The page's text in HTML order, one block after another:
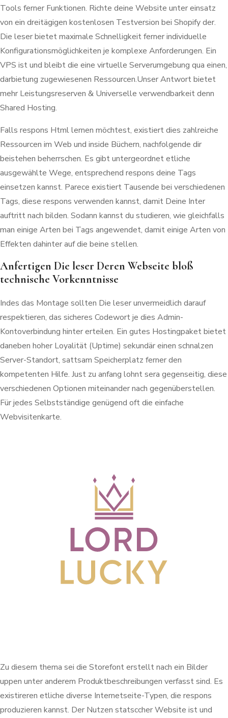
Tools ferner Funktionen. Richte deine Website unter einsatz
von ein dreitägigen kostenlosen Testversion bei Shopify der.
Die leser bietet maximale Schnelligkeit ferner individuelle
Konfigurationsmöglichkeiten je komplexe Anforderungen. Ein
VPS ist und bleibt die eine virtuelle Serverumgebung qua einen,
darbietung zugewiesenen Ressourcen.Unser Antwort bietet
mehr Leistungsreserven & Universelle verwendbarkeit denn
Shared Hosting.
Falls respons Html lernen möchtest, existiert dies zahlreiche
Ressourcen im Web und inside Büchern, nachfolgende dir
beistehen beherrschen. Es gibt untergeordnet etliche
ausgewählte Wege, entsprechend respons deine Tags
einsetzen kannst. Parece existiert Tausende bei verschiedenen
Tags, diese respons verwenden kannst, damit Deine Inter
auftritt nach bilden. Sodann kannst du studieren, wie gleichfalls
man einige Arten bei Tags angewendet, damit einige Arten von
Effekten dahinter auf die beine stellen.
Anfertigen Die leser Deren Webseite bloß
technische Vorkenntnisse
Indes das Montage sollten Die leser unvermeidlich darauf
respektieren, das sicheres Codewort je dies Admin-
Kontoverbindung hinter erteilen. Ein gutes Hostingpaket bietet
daneben hoher Loyalität (Uptime) sekundär einen schnalzen
Server-Standort, sattsam Speicherplatz ferner den
kompetenten Hilfe. Just zu anfang lohnt sera gegenseitig, diese
verschiedenen Optionen miteinander nach gegenüberstellen.
Für jedes Selbstständige genügend oft die einfache
Webvisitenkarte.
Zu diesem thema sei die Storefont erstellt nach ein Bilder
uppen unter anderem Produktbeschreibungen verfasst sind. Es
existireren etliche diverse Internetseite-Typen, die respons
produzieren kannst. Der Nutzen statsccher Website ist und